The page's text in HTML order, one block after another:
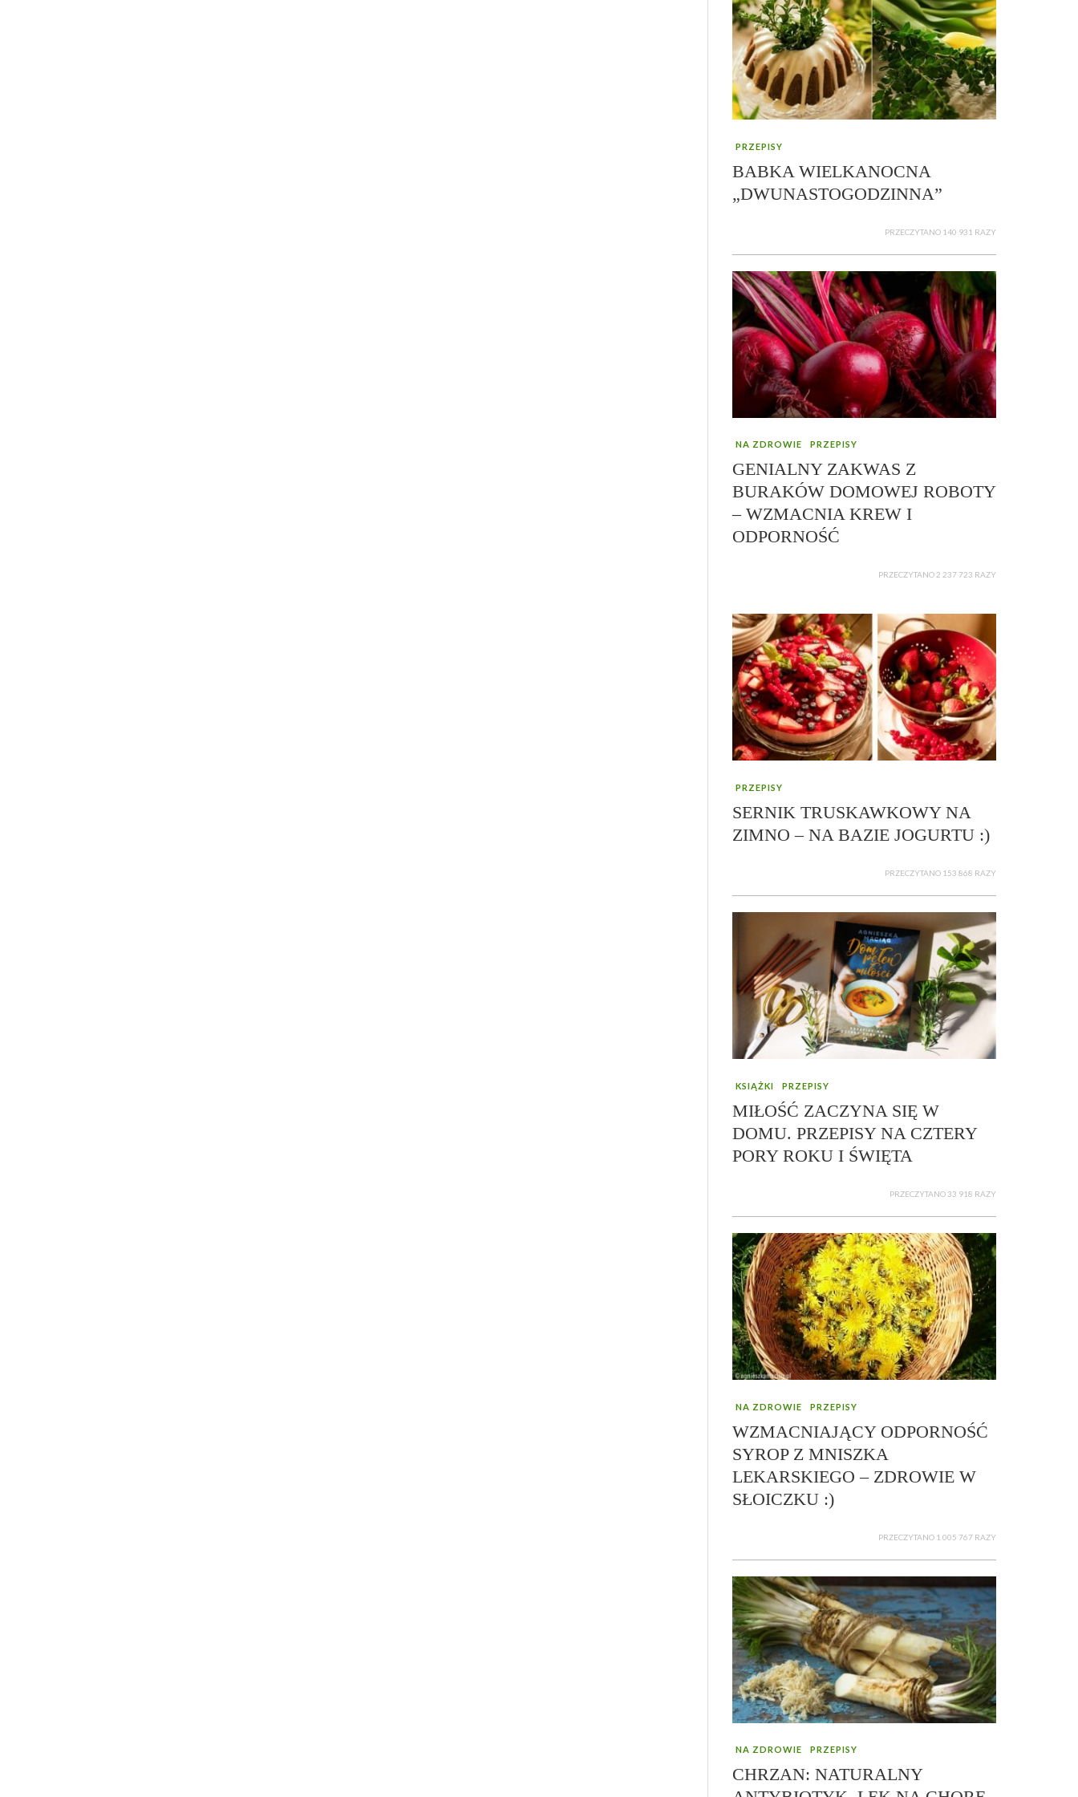
PRZEPISY
BABKA WIELKANOCNA
„DWUNASTOGODZINNA”
PRZECZYTANO 140 931 RAZY
NA ZDROWIE PRZEPISY
GENIALNY ZAKWAS Z
BURAKÓW DOMOWEJ ROBOTY
– WZMACNIA KREW I
ODPORNOŚĆ
PRZECZYTANO 2 237 723 RAZY
PRZEPISY
SERNIK TRUSKAWKOWY NA
ZIMNO – NA BAZIE JOGURTU :)
PRZECZYTANO 153 868 RAZY
KSIĄŻKI PRZEPISY
MIŁOŚĆ ZACZYNA SIĘ W
DOMU. PRZEPISY NA CZTERY
PORY ROKU I ŚWIĘTA
PRZECZYTANO 33 918 RAZY
NA ZDROWIE PRZEPISY
WZMACNIAJĄCY ODPORNOŚĆ
SYROP Z MNISZKA
LEKARSKIEGO – ZDROWIE W
SŁOICZKU :)
PRZECZYTANO 1 005 767 RAZY
NA ZDROWIE PRZEPISY
CHRZAN: NATURALNY